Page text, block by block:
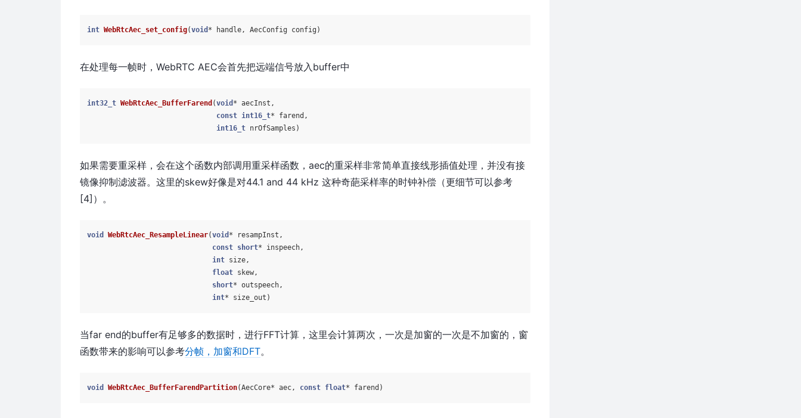
int WebRtcAec_set_config(void * handle, AecConfig config)
在处理每一帧时，WebRTC AEC会首先把远端信号放入buffer中
int32_t WebRtcAec_BufferFarend (void * aecInst,
const int16_t* farend,
int16_t nrOfSamples)
如果需要重采样，会在这个函数内部调用重采样函数，aec的重采样非常简单直接线形插值处理，并没有接
镜像抑制滤波器。这里的skew好像是对44.1 and 44 kHz 这种奇葩采样率的时钟补偿（更细节可以参考
[4]）。
void WebRtcAec_ResampleLinear(void * resampInst,
const short* inspeech,
int size,
float skew,
short* outspeech,
int* size_out)
当far end的buffer有足够多的数据时，进行FFT计算，这里会计算两次，一次是加窗的一次是不加窗的，窗
函数带来的影响可以参考分帧，加窗和DFT。
void WebRtcAec_BufferFarendPartition(AecCore* aec, const float* farend)